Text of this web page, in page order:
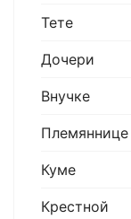
Тете
Дочери
Внучке
Племяннице
Куме
Крестной